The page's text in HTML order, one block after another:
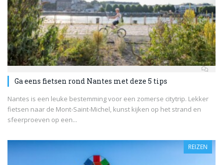
Ga eens fietsen rond Nantes met deze 5 tips
Nantes is een leuke bestemming voor een zomerse citytrip. Lekker
fietsen naar de Mont-Saint-Michel, kunst kijken op het strand en
sfeerproeven op een...
REIZEN